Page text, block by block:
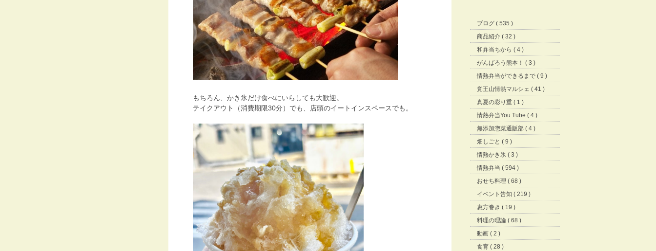
もちろん、かき氷だけ食べにいらしても大歓迎。
テイクアウト（消費期限30分）でも、店頭のイートインスペースでも。
ブログ ( 535 )
商品紹介 ( 32 )
和弁当ちから ( 4 )
がんばろう熊本！ ( 3 )
情熱弁当ができるまで ( 9 )
覚王山情熱マルシェ ( 41 )
真夏の彩り重 ( 1 )
情熱弁当You Tube ( 4 )
無添加惣菜通販部 ( 4 )
畑しごと ( 9 )
情熱かき氷 ( 3 )
情熱弁当 ( 594 )
おせち料理 ( 68 )
イベント告知 ( 219 )
恵方巻き ( 19 )
料理の理論 ( 68 )
動画 ( 2 )
食育 ( 28 )